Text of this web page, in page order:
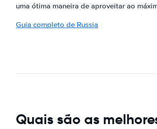
uma ótima maneira de aproveitar ao
Guia completo de Russia
Quais são as